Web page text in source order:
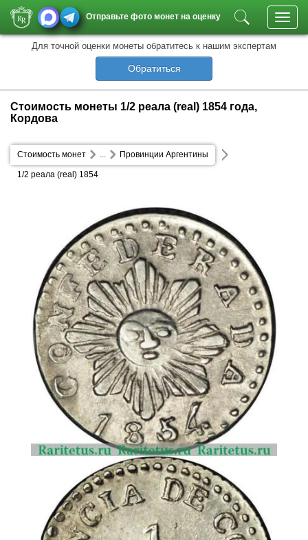
Отправьте фото монет на оценку
Для точной оценки монеты обратитесь к нашим экспертам
Обратиться
Стоимость монеты 1/2 реала (real) 1854 года,
Кордова
Стоимость монет Провинции Аргентины
...
1/2 реала (real) 1854